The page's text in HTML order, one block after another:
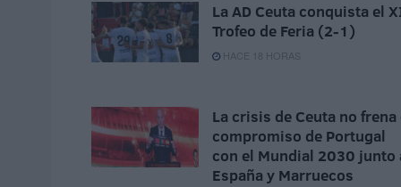
La AD Ceuta conquista el
Trofeo de Feria (2-1)
HACE 18 HORAS
La crisis de Ceuta no frena
compromiso de Portugal
con el Mundial 2030 junto
España y Marruecos